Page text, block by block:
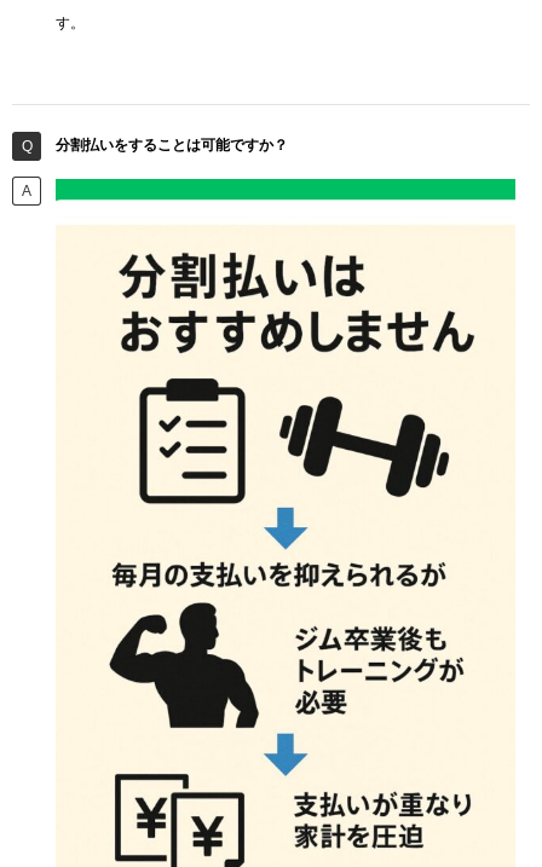
す。
分割払いをすることは可能ですか？